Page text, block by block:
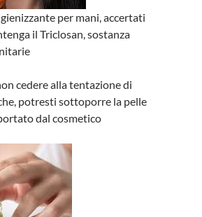
per mani, accertati
il Triclosan, sostanza
cedere alla tentazione di
potresti sottoporre la pelle
dal cosmetico